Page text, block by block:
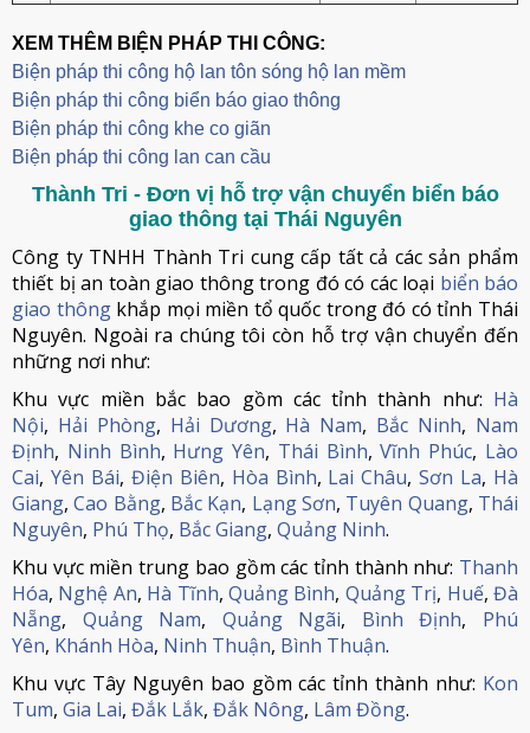
XEM THÊM BIỆN PHÁP THI CÔNG:
Biện pháp thi công hộ lan tôn sóng hộ lan mềm
Biện pháp thi công biển báo giao thông
Biện pháp thi công khe co giãn
Biện pháp thi công lan can cầu
Thành Tri - Đơn vị hỗ trợ vận chuyển biển báo
giao thông tại Thái Nguyên
Công ty TNHH Thành Tri cung cấp tất cả các sản phẩm
thiết bị an toàn giao thông trong đó có các loại biển báo
giao thôngkhắp mọi miền tổ quốc trong đó có tỉnh Thái
Nguyên. Ngoài ra chúng tôi còn hỗ trợ vận chuyển đến
những nơi như:
Khu vực miền bắc bao gồm các tỉnh thành như: Hà
Nội, Hải Phòng, Hải Dương, Hà Nam, Bắc Ninh, Nam
Định, Ninh Bình, Hưng Yên, Thái Bình,Vĩnh Phúc, Lào
Cai, Yên Bái, Điện Biên, Hòa Bình, Lai Châu,Sơn La, Hà
Giang,Cao Bằng, Bắc Kạn, Lạng Sơn, Tuyên Quang, Thái
Nguyên, Phú Thọ, Bắc Giang, Quảng Ninh.
Khu vực miền trung bao gồm các tỉnh thành như: Thanh
Hóa, Nghệ An, Hà Tĩnh,Quảng Bình, Quảng Trị, Huế,Đà
Nẵng, Quảng Nam, Quảng Ngãi, Bình Định, Phú
Yên, Khánh Hòa, Ninh Thuận, Bình Thuận.
Khu vực Tây Nguyên bao gồm các tỉnh thành như: Kon
Tum, Gia Lai, Đắk Lắk, Đắk Nông, Lâm Đồng.